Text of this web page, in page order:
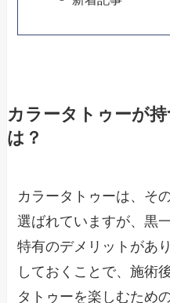
カラータトゥーが
は？
カラータトゥーは、そ
選ばれていますが、黒
特有のデメリットがあ
しておくことで、施術
タトゥーを楽しむため